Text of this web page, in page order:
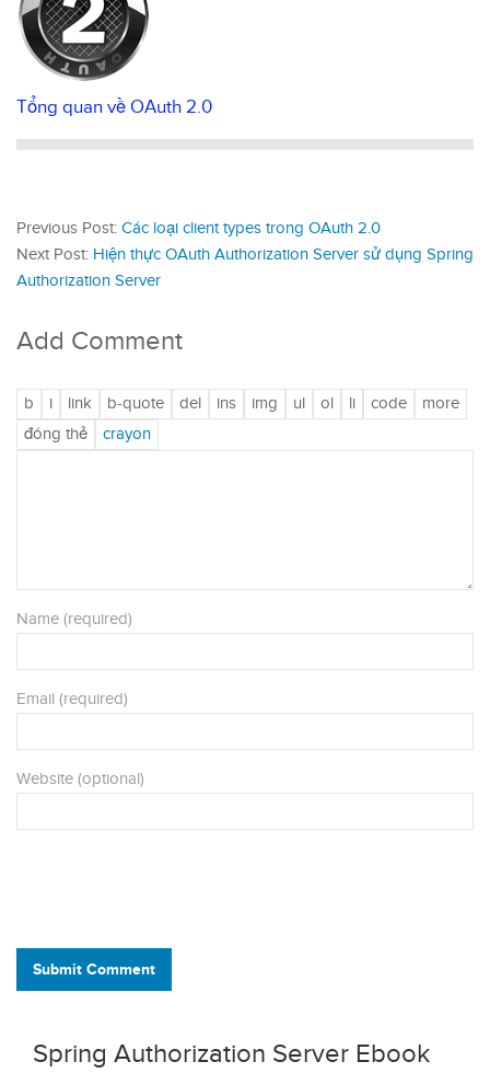
Tổng quan về OAuth 2.0
Previous Post: Các loại client types trong OAuth 2.0
Next Post: Hiện thực OAuth Authorization Server sử dụng Spring
Authorization Server
Add Comment
Name (required)
Email (required)
Website (optional)
Submit Comment
Spring Authorization Server Ebook